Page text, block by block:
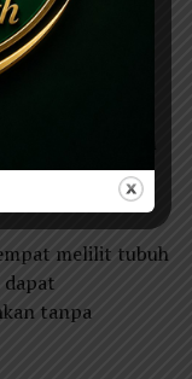
ular
semak
menegangkan
melilit tubuh
dapat
tanpa